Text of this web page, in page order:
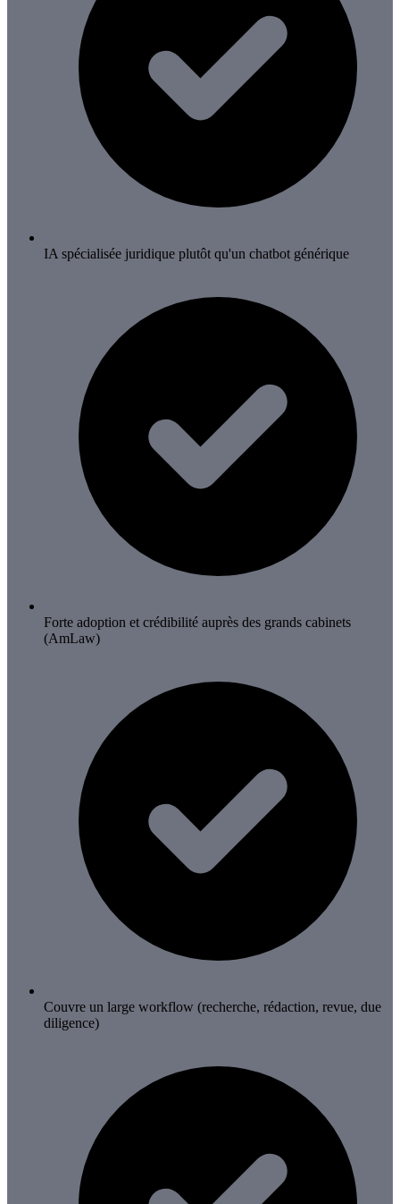
IA spécialisée juridique plutôt qu'un chatbot générique
Forte adoption et crédibilité auprès des grands cabinets
(AmLaw)
Couvre un large workflow (recherche, rédaction, revue, due
diligence)